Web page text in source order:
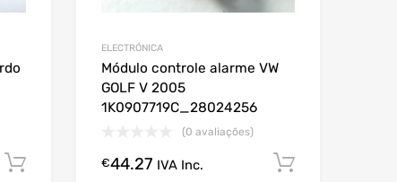
Comprar Agora!
ELECTRÓNICA
Módulo controle alarme VW
GOLF V 2005
1K0907719C_28024256
(0 avaliações)
€44.27 IVA Inc.